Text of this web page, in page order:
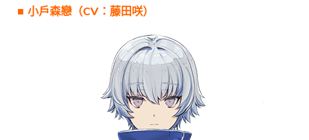
■ 小戶森戀（CV：藤田咲）